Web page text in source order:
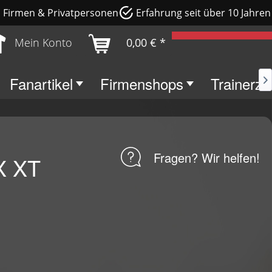
& Privatpersonen Erfahrung seit über 10 Jahren
Mein Konto 0,00 € *
Fanartikel Firmenshops 
Fragen? Wir helfen!
XT